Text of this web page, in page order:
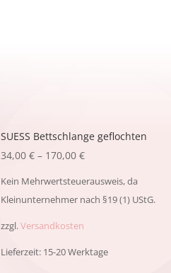
SUESS Bettschlange geflochten
34,00€ – 170,00€
Kein Mehrwertsteuerausweis, da
Kleinunternehmer nach §19 (1) UStG.
zzgl.Versandkosten
Lieferzeit: 15-20 Werktage